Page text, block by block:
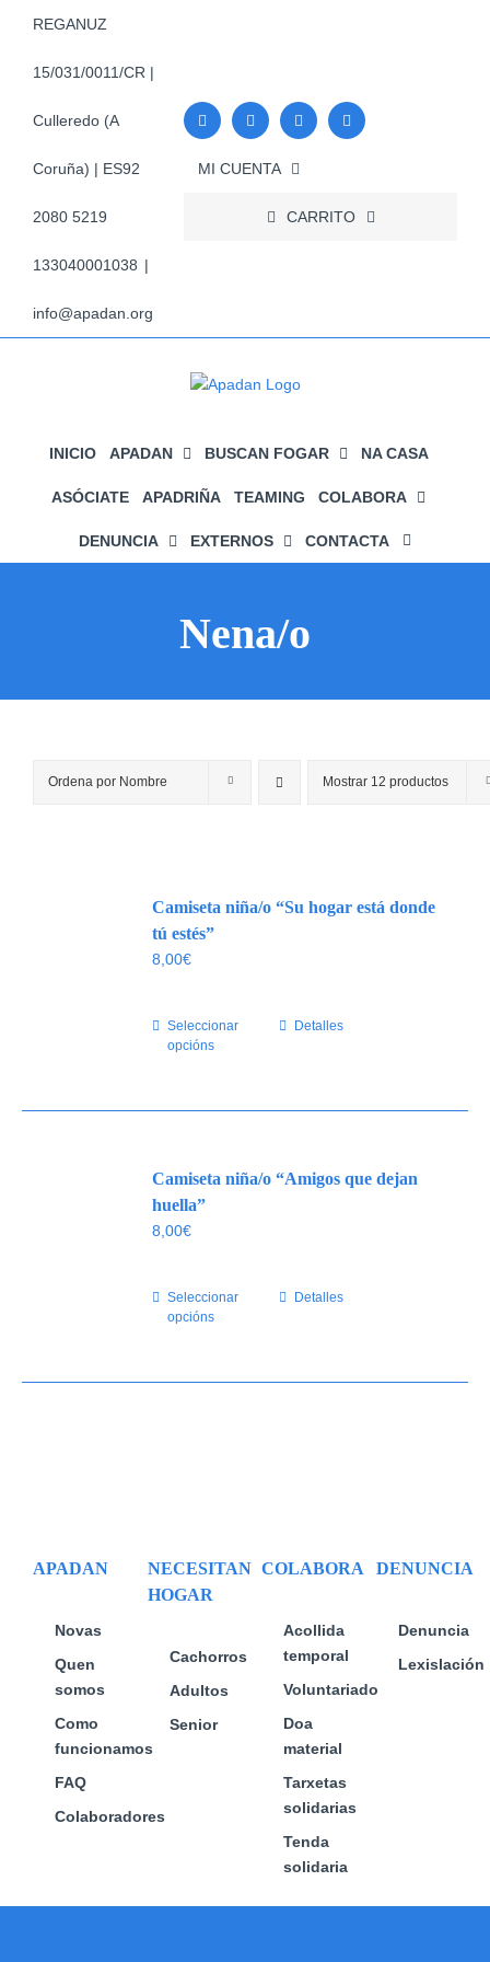
REGANUZ
15/031/0011/CR |
Culleredo (A
Coruña) | ES92
2080 5219
133040001038 |
info@apadan.org
MI CUENTA
CARRITO
INICIO APADAN BUSCAN FOGAR NA CASA
ASÓCIATE APADRIÑA TEAMING COLABORA
DENUNCIA EXTERNOS CONTACTA
Nena/o
Ordena por Nombre Mostrar 12 productos
Camiseta niña/o “Su hogar está donde
tú estés”
8,00€
Seleccionar
opcións
Este
opcións
de
Detalles
Camiseta niña/o “Amigos que dejan
huella”
8,00€
Seleccionar
opcións
Este
de
Detalles
APADAN
Novas
Quen
somos
Como
funcionamos
FAQ
Colaboradores
NECESITAN
HOGAR
Cachorros
Adultos
Senior
COLABORA
Acollida
temporal
Voluntariado
Doa
material
Tarxetas
solidarias
Tenda
solidaria
DENUNCIA
Denuncia
Lexislación